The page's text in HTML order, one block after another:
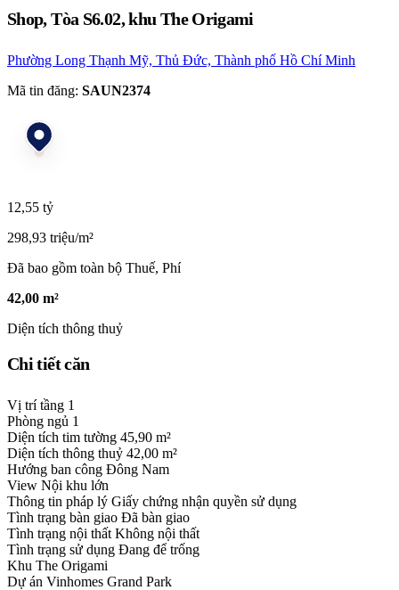
Shop, Tòa S6.02, khu The Origami
Phường Long Thạnh Mỹ, Thủ Đức, Thành phố Hồ Chí Minh
Mã tin đăng: SAUN2374
12,55 tỷ
298,93 triệu/m²
Đã bao gồm toàn bộ Thuế, Phí
42,00 m²
Diện tích thông thuỷ
Chi tiết căn
Vị trí tầng 1
Phòng ngủ 1
Diện tích tim tường 45,90 m²
Diện tích thông thuỷ 42,00 m²
Hướng ban công Đông Nam
View Nội khu lớn
Thông tin pháp lý Giấy chứng nhận quyền sử dụng
Tình trạng bàn giao Đã bàn giao
Tình trạng nội thất Không nội thất
Tình trạng sử dụng Đang để trống
Khu The Origami
Dự án Vinhomes Grand Park